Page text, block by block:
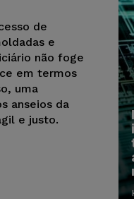
de
e
não foge
em termos
uma
anseios da
e justo.